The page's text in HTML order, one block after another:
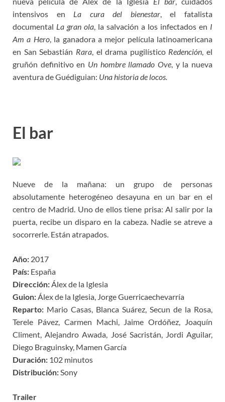
b
o
o
k
t
e
r
o
d
o
n
L
i
n
k
a
m
e
r
e
s
t
intensivos en La cura del bienestar, el fatalista
documental La gran ola, la salvación a los infectados en I
Am a Hero, la ganadora a mejor película latinoamericana
en San Sebastián Rara, el drama pugilístico Redención, el
gruñón definitivo en Un hombre llamado Ove, y la nueva
aventura de Guédiguian: Una historia de locos.
El bar
Nueve de la mañana: un grupo de personas
absolutamente heterogéneo desayuna en un bar en el
centro de Madrid. Uno de ellos tiene prisa: Al salir por la
puerta, recibe un disparo en la cabeza. Nadie se atreve a
socorrerle. Están atrapados.
Año: 2017
País: España
Dirección: Álex de la Iglesia
Guion: Álex de la Iglesia, Jorge Guerricaechevarría
Reparto: Mario Casas, Blanca Suárez, Secun de la Rosa,
Terele Pávez, Carmen Machi, Jaime Ordóñez, Joaquín
Climent, Alejandro Awada, José Sacristán, Jordi Aguilar,
Diego Braguinsky, Mamen García
Duración: 102 minutos
Distribución: Sony
Trailer